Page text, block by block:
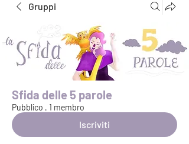
Gruppi
Sfida delle 5 parole
Pubblico · 1 membro
Iscriviti